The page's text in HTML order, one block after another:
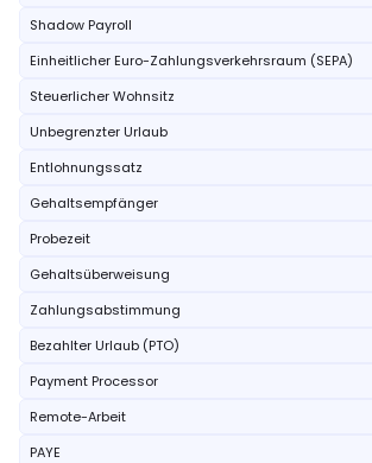
Shadow Payroll
Einheitlicher Euro-Zahlungsverkehrsraum (SEPA)
Steuerlicher Wohnsitz
Unbegrenzter Urlaub
Entlohnungssatz
Gehaltsempfänger
Probezeit
Gehaltsüberweisung
Zahlungsabstimmung
Bezahlter Urlaub (PTO)
Payment Processor
Remote-Arbeit
PAYE